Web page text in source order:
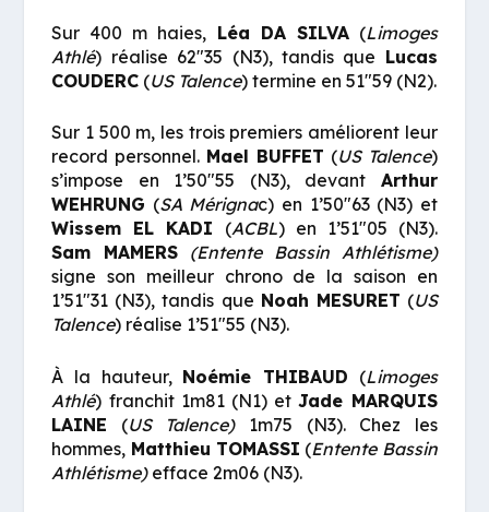
Sur 400 m haies, Léa DA SILVA(Limoges
Athlé) réalise 62″35 (N3), tandis que Lucas
COUDERC (US Talence) termine en 51″59 (N2).
Sur 1 500 m, les trois premiers améliorent leur
record personnel. Mael BUFFET (US Talence)
s’impose en 1’50″55 (N3), devant Arthur
WEHRUNG (SA Mérignac) en 1’50″63 (N3) et
Wissem EL KADI (ACBL) en 1’51″05 (N3).
Sam MAMERS (Entente Bassin Athlétisme)
signe son meilleur chrono de la saison en
1’51″31 (N3), tandis que Noah MESURET (US
Talence) réalise 1’51″55 (N3).
À la hauteur, Noémie THIBAUD (Limoges
Athlé) franchit 1m81 (N1) etJade MARQUIS
LAINE (US Talence)1m75 (N3). Chez les
hommes, Matthieu TOMASSI (Entente Bassin
Athlétisme)efface 2m06 (N3).